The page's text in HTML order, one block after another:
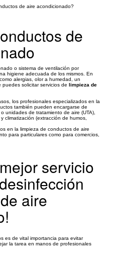
de
o sistema de ventilación por
higiene adecuada de los mismos. En
alergias, olor a humedad, un
solicitar servicios de limpieza de
los profesionales especializados en la
también pueden encargarse de
unidades de tratamiento de aire (UTA),
climatización (extracción de humos,
en la limpieza de conductos de aire
para particulares como para comercios,
servicio
aire
es de vital importancia para evitar
la tarea en manos de profesionales